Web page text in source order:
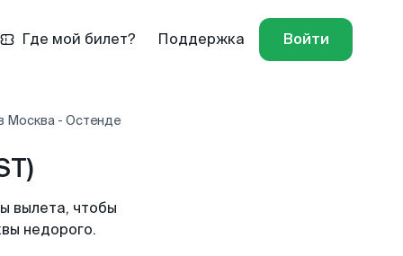
Где мой билет? Поддержка Войти
Москва - Остенде
вылета, чтобы
недорого.